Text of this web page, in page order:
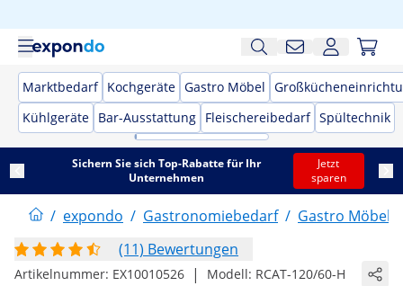
Marktbedarf Kochgeräte Gastro Möbel
Kühlgeräte Bar-Ausstattung Fleischereibedarf Spültechnik
Sichern Sie sich Top-Rabatte für Ihr
Unternehmen
Jetzt
sparen
/ expondo / Gastronomiebedarf / Gastro Möbel
(11) Bewertungen
Artikelnummer: EX10010526 | Modell: RCAT-120/60-H